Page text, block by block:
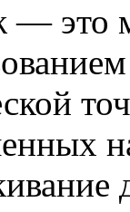
это